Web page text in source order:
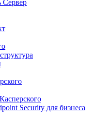
Сервер
Security для бизнеса